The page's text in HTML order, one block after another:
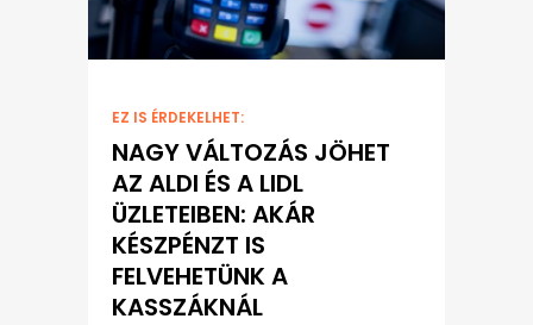
EZ IS ÉRDEKELHET:
NAGY VÁLTOZÁS JÖHET
AZ ALDI ÉS A LIDL
ÜZLETEIBEN: AKÁR
KÉSZPÉNZT IS
FELVEHETÜNK A
KASSZÁKNÁL